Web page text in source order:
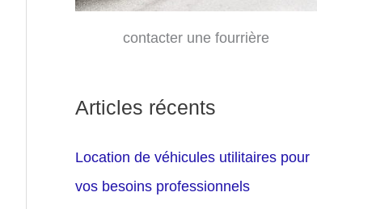
contacter une fourrière
Articles récents
Location de véhicules utilitaires pour
vos besoins professionnels